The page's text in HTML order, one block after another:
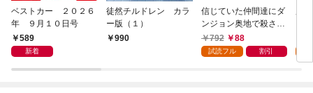
ベストカー ２０２６
年 ９月１０日号
589
新着
徒然チルドレン カラ
ー版（１）
990
信じていた仲間達にダ
ンジョン奥地で殺され
かけたがギフト『無限
ガチャ』でレベル９９
792 88
試読フル 割引